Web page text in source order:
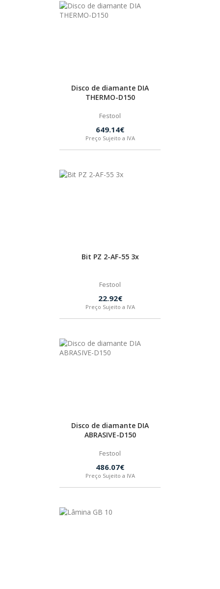
Disco de diamante DIA
THERMO-D150
Festool
649.14€
Preço Sujeito a IVA
Bit PZ 2-AF-55 3x
Festool
22.92€
Preço Sujeito a IVA
Disco de diamante DIA
ABRASIVE-D150
Festool
486.07€
Preço Sujeito a IVA